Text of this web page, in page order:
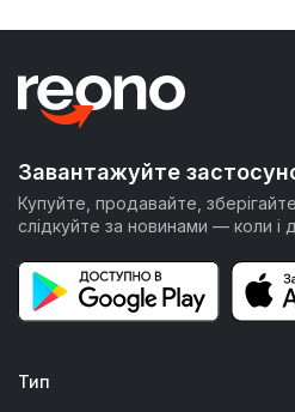
Завантажуйте
Купуйте, продавайте,
слідкуйте за новинами — коли і
Тип